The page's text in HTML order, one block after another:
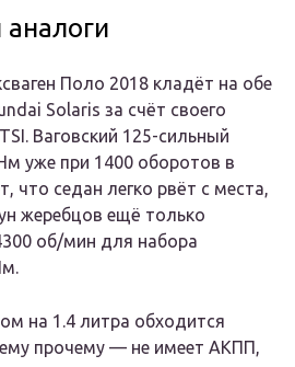
Поло 2018 кладёт на обе
Solaris за счёт своего
Ваговский 125-сильный
уже при 1400 оборотов в
что седан легко рвёт с места,
жеребцов ещё только
об/мин для набора
на 1.4 литра обходится
прочему — не имеет АКПП,